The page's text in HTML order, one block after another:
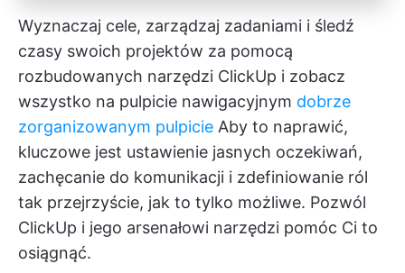
Wyznaczaj cele, zarządzaj zadaniami i śledź
czasy swoich projektów za pomocą
rozbudowanych narzędzi ClickUp i zobacz
wszystko na pulpicie nawigacyjnym dobrze
zorganizowanym pulpicie Aby to naprawić,
kluczowe jest ustawienie jasnych oczekiwań,
zachęcanie do komunikacji i zdefiniowanie ról
tak przejrzyście, jak to tylko możliwe. Pozwól
ClickUp i jego arsenałowi narzędzi pomóc Ci to
osiągnąć.